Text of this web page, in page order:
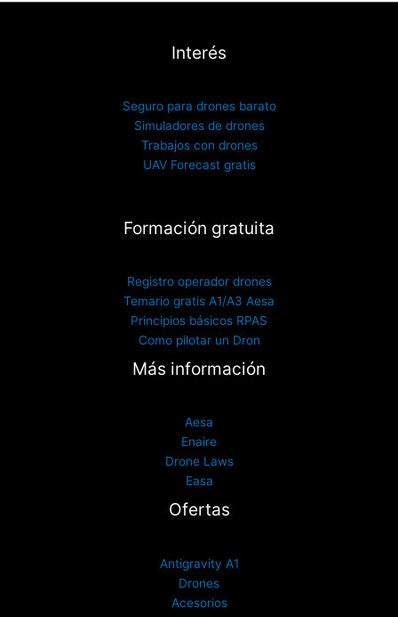
Interés
Seguro para drones barato
Simuladores de drones
Trabajos con drones
UAV Forecast gratis
Formación gratuita
Registro operador drones
Temario gratis A1/A3 Aesa
Principios básicos RPAS
Como pilotar un Dron
Más información
Aesa
Enaire
Drone Laws
Easa
Ofertas
Antigravity A1
Drones
Acesorios